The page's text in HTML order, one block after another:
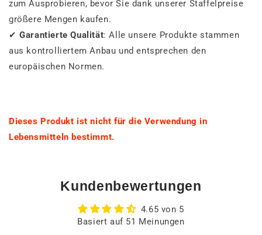
zum Ausprobieren, bevor Sie dank unserer Staffelpreise
größere Mengen kaufen.
✔Garantierte Qualität: Alle unsere Produkte stammen
aus kontrolliertem Anbau und entsprechen den
europäischen Normen.
Dieses Produkt ist nicht für die Verwendung in
Lebensmitteln bestimmt.
Kundenbewertungen
4.65 von 5
Basiert auf 51 Meinungen